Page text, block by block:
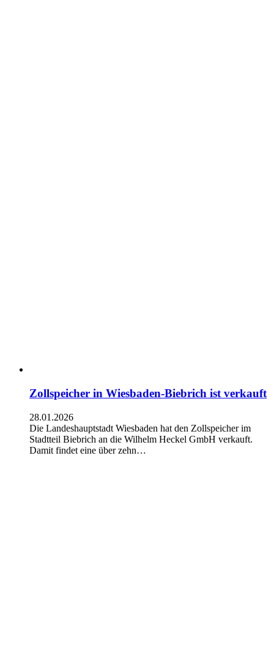
Zollspeicher in Wiesbaden-Biebrich ist verkauft
28.01.2026
Die Landeshauptstadt Wiesbaden hat den Zollspeicher im
Stadtteil Biebrich an die Wilhelm Heckel GmbH verkauft.
Damit findet eine über zehn…